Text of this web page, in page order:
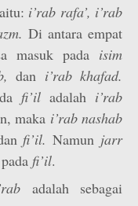
i’rab rafa’, i’rab
Di antara empat
masuk pada isim
dan i’rab khafad.
fi’il adalah i’rab
maka i’rab nashab
fi’il.Namun jarr
fi’il.
adalah sebagai